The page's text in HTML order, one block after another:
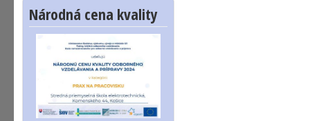
Národná cena kvality